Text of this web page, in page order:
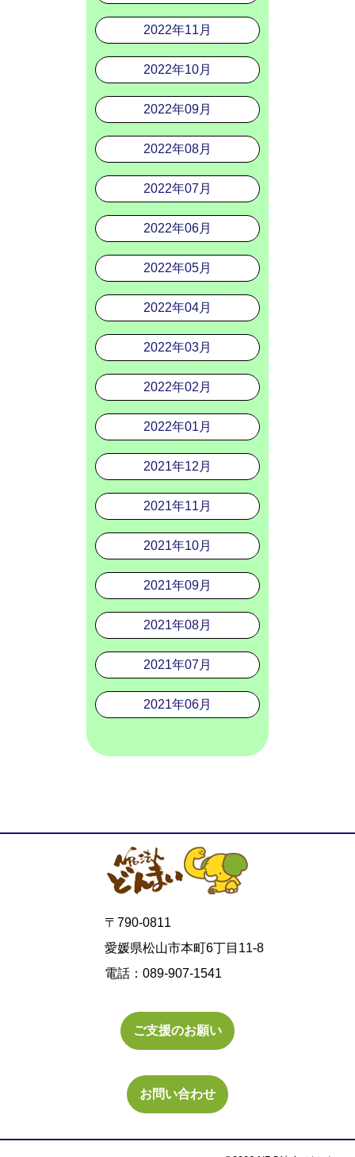
2022年11月
2022年10月
2022年09月
2022年08月
2022年07月
2022年06月
2022年05月
2022年04月
2022年03月
2022年02月
2022年01月
2021年12月
2021年11月
2021年10月
2021年09月
2021年08月
2021年07月
2021年06月
〒790-0811
愛媛県松山市本町6丁目11-8
電話：089-907-1541
ご支援のお願い
お問い合わせ